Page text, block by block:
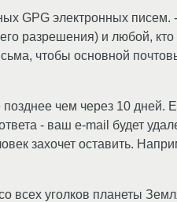
GPG электронных писем.
разрешения) и любой,
чтобы основной
чем через 10 дней.
- ваш e-mail будет
захочет оставить.
всех уголков планеты